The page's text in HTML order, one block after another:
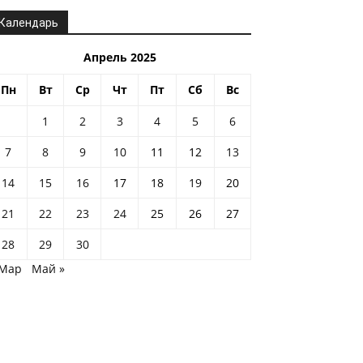
Апрель 2025
Пн Вт Ср Чт Пт Сб Вс
1 2 3 4 5
6
7
8 9 10 11 12
13
14
15 16 17 18 19
20
21
22 23 24 25 26
27
28
29
30
Май »